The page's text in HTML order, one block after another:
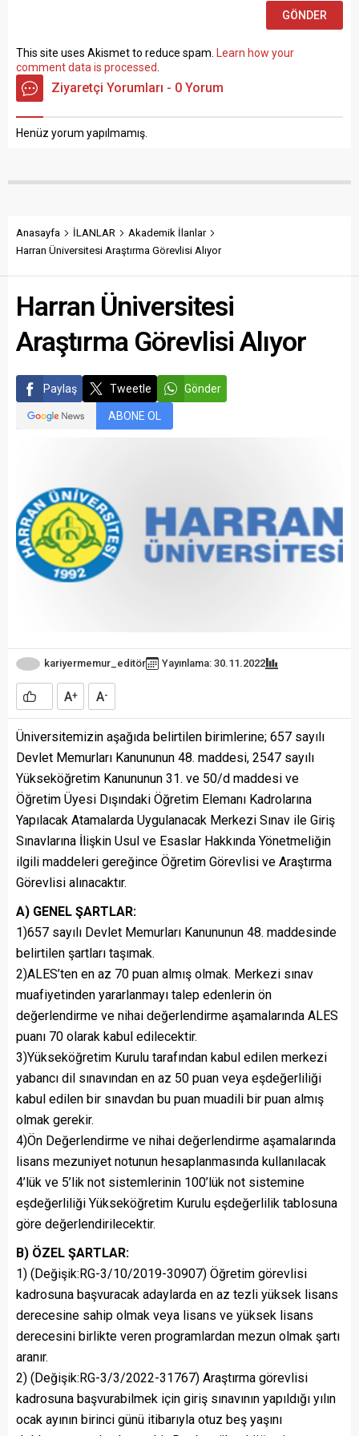
This site uses Akismet to reduce spam. Learn how your
comment data is processed.
Ziyaretçi Yorumları - 0 Yorum
Henüz yorum yapılmamış.
Anasayfa İLANLAR
Akademik İlanlar
Harran Üniversitesi Araştırma Görevlisi Alıyor
Harran Üniversitesi
Araştırma Görevlisi Alıyor
Paylaş Tweetle Gönder
ABONE OL
kariyermemur_editör Yayınlama: 30.11.2022
A+ A-
Üniversitemizin aşağıda belirtilen birimlerine; 657 sayılı
Devlet Memurları Kanununun 48. maddesi, 2547 sayılı
Yükseköğretim Kanununun 31. ve 50/d maddesi ve
Öğretim Üyesi Dışındaki Öğretim Elemanı Kadrolarına
Yapılacak Atamalarda Uygulanacak Merkezi Sınav ile Giriş
Sınavlarına İlişkin Usul ve Esaslar Hakkında Yönetmeliğin
ilgili maddeleri gereğince Öğretim Görevlisi ve Araştırma
Görevlisi alınacaktır.
A) GENEL ŞARTLAR:
1)657 sayılı Devlet Memurları Kanununun 48. maddesinde
belirtilen şartları taşımak.
2)ALES’ten en az 70 puan almış olmak. Merkezi sınav
muafiyetinden yararlanmayı talep edenlerin ön
değerlendirme ve nihai değerlendirme aşamalarında ALES
puanı 70 olarak kabul edilecektir.
3)Yükseköğretim Kurulu tarafından kabul edilen merkezi
yabancı dil sınavından en az 50 puan veya eşdeğerliliği
kabul edilen bir sınavdan bu puan muadili bir puan almış
olmak gerekir.
4)Ön Değerlendirme ve nihai değerlendirme aşamalarında
lisans mezuniyet notunun hesaplanmasında kullanılacak
4’lük ve 5’lik not sistemlerinin 100’lük not sistemine
eşdeğerliliği Yükseköğretim Kurulu eşdeğerlilik tablosuna
göre değerlendirilecektir.
B) ÖZEL ŞARTLAR:
1) (Değişik:RG-3/10/2019-30907) Öğretim görevlisi
kadrosuna başvuracak adaylarda en az tezli yüksek lisans
derecesine sahip olmak veya lisans ve yüksek lisans
derecesini birlikte veren programlardan mezun olmak şartı
aranır.
2) (Değişik:RG-3/3/2022-31767) Araştırma görevlisi
kadrosuna başvurabilmek için giriş sınavının yapıldığı yılın
ocak ayının birinci günü itibarıyla otuz beş yaşını